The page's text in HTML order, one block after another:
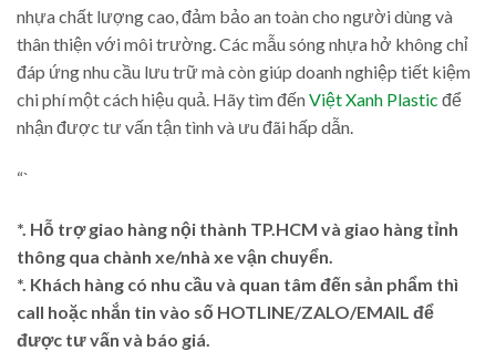
nhựa chất lượng cao, đảm bảo an toàn cho người dùng và
thân thiện với môi trường. Các mẫu sóng nhựa hở không chỉ
đáp ứng nhu cầu lưu trữ mà còn giúp doanh nghiệp tiết kiệm
chi phí một cách hiệu quả. Hãy tìm đếnViệt Xanh Plastic để
nhận được tư vấn tận tình và ưu đãi hấp dẫn.
“`
*. Hỗ trợ giao hàng nội thành TP.HCM và giao hàng tỉnh
thông qua chành xe/nhà xe vận chuyển.
*. Khách hàng có nhu cầu và quan tâm đến sản phẩm thì
call hoặc nhắn tin vào số HOTLINE/ZALO/EMAIL để
được tư vấn và báo giá.